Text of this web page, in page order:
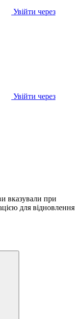
Увійти через
Увійти через
вказували при
для відновлення